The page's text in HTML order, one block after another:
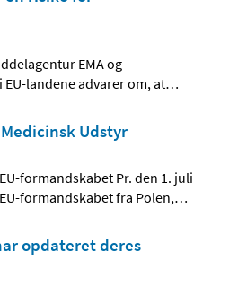
EMA og
landene advarer om, at…
Udstyr
formandskabet Pr. den 1. juli
formandskabet fra Polen,…
opdateret deres